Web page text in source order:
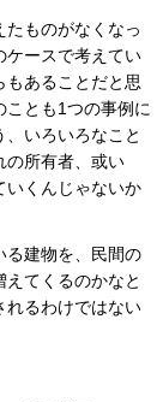
ものがなくなっ
ケースで考えてい
もあることだと思
とも1つの事例に
いろいろなこと
の所有者、或い
いくんじゃないか
る建物を、民間の
てくるのかなと
れるわけではない